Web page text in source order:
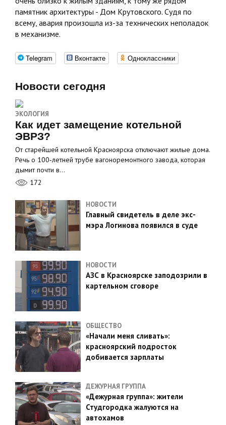
памятник архитектуры - Дом Крутовского. Судя по
всему, авария произошла из-за технических неполадок
в механизме.
Telegram Вконтакте Одноклассники
Новости сегодня
ЭКОЛОГИЯ
Как идет замещение котельной
ЭВРЗ?
От старейшей котельной Красноярска отключают жилые дома.
Речь о 100‑летней трубе вагоноремонтного завода, которая
дымит почти в…
172
НОВОСТИ
Главный свидетель в деле экс-
мэра Логинова появился в суде
НОВОСТИ
АЗС в Красноярске заподозрили в
картельном сговоре
ОБЩЕСТВО
«Начали меня сливать»:
красноярский подросток
добивается зарплаты
ДЕЖУРНАЯ ГРУППА
«Дежурная группа»: жители
Студгородка жалуются на
автохамов